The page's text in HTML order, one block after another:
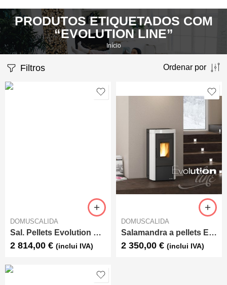
PRODUTOS ETIQUETADOS COM
“EVOLUTION LINE”
Início
Filtros Ordenar por
DOMUSCALIDA
Sal. Pellets Evolution Line Angela Plus SP (canalizável)
2 814,00 € (inclui IVA)
DOMUSCALIDA
Salamandra a pellets Evolution Line Moira SP
2 350,00 € (inclui IVA)